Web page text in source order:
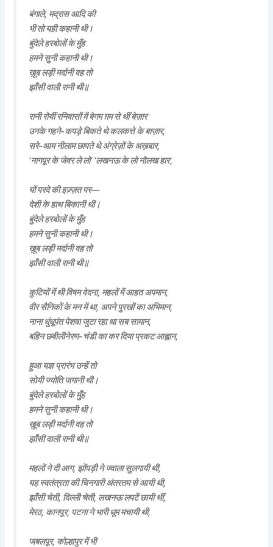
बंगाले, मद्रास आदि की
भी तो यही कहानी थी।
बुंदेले हरबोलों के मुँह
हमने सुनी कहानी थी।
ख़ूब लड़ी मर्दानी वह तो
झाँसी वाली रानी थी॥
रानी रोयीं रनिवासों में बेगम ग़म से थीं बेज़ार
उनके गहने-कपड़े बिकते थे कलकत्ते के बाज़ार,
सरे-आम नीलाम छापते थे अंग्रेज़ों के अख़बार,
‘नागपूर के जेवर ले लो’ ‘लखनऊ के लो नौलख हार’,
यों परदे की इज़्ज़त पर—
देशी के हाथ बिकानी थी।
बुंदेले हरबोलों के मुँह
हमने सुनी कहानी थी।
ख़ूब लड़ी मर्दानी वह तो
झाँसी वाली रानी थी॥
कुटियों में थी विषम वेदना, महलों में आहत अपमान,
वीर सैनिकों के मन में था, अपने पुरखों का अभिमान,
नाना धुंधूपंत पेशवा जुटा रहा था सब सामान,
बहिन छबीलीनेरण-चंडी का कर दिया प्रकट आह्वान,
हुआ यज्ञ प्रारंभ उन्हें तो
सोयी ज्योति जगानी थी।
बुंदेले हरबोलों के मुँह
हमने सुनी कहानी थी।
ख़ूब लड़ी मर्दानी वह तो
झाँसी वाली रानी थी॥
महलों ने दी आग, झोंपड़ी ने ज्वाला सुलगायी थी,
यह स्वतंत्रता की चिनगारी अंतरतम से आयी थी,
झाँसी चेती, दिल्ली चेती, लखनऊ लपटें छायी थीं,
मेरठ, कानपूर, पटना ने भारी धूम मचायी थी,
जबलपूर, कोल्हापुर में भी